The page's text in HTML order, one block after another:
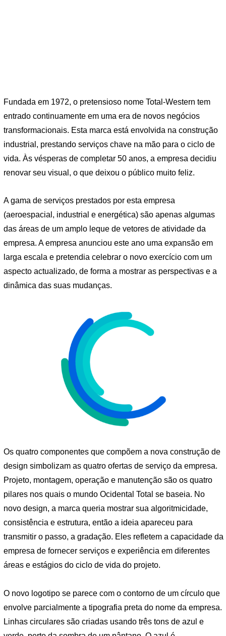
Fundada em 1972, o pretensioso nome Total-Western tem
entrado continuamente em uma era de novos negócios
transformacionais. Esta marca está envolvida na construção
industrial, prestando serviços chave na mão para o ciclo de
vida. Às vésperas de completar 50 anos, a empresa decidiu
renovar seu visual, o que deixou o público muito feliz.
A gama de serviços prestados por esta empresa
(aeroespacial, industrial e energética) são apenas algumas
das áreas de um amplo leque de vetores de atividade da
empresa. A empresa anunciou este ano uma expansão em
larga escala e pretendia celebrar o novo exercício com um
aspecto actualizado, de forma a mostrar as perspectivas e a
dinâmica das suas mudanças.
Os quatro componentes que compõem a nova construção de
design simbolizam as quatro ofertas de serviço da empresa.
Projeto, montagem, operação e manutenção são os quatro
pilares nos quais o mundo Ocidental Total se baseia. No
novo design, a marca queria mostrar sua algoritmicidade,
consistência e estrutura, então a ideia apareceu para
transmitir o passo, a gradação. Eles refletem a capacidade da
empresa de fornecer serviços e experiência em diferentes
áreas e estágios do ciclo de vida do projeto.
O novo logotipo se parece com o contorno de um círculo que
envolve parcialmente a tipografia preta do nome da empresa.
Linhas circulares são criadas usando três tons de azul e